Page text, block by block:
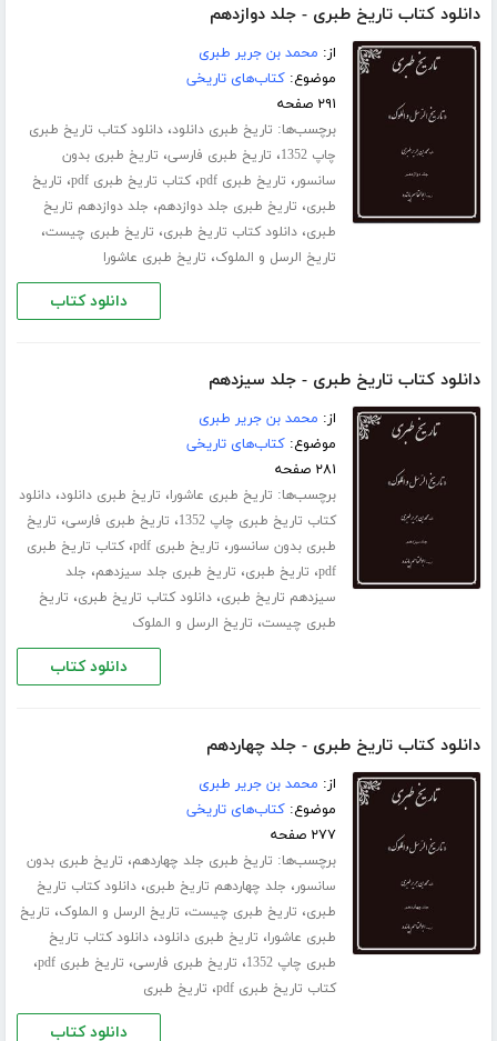
دانلود کتاب تاریخ طبری - جلد دوازدهم
از: محمد بن جریر طبری
موضوع:کتاب‌های تاریخی
۲۹۱ صفحه
برچسب‌ها: تاریخ طبری دانلود،دانلود کتاب تاریخ طبری
چاپ 1352
، تاریخ طبری فارسی، تاریخ طبری بدون
سانسور، تاریخ طبری pdf ،کتاب تاریخ طبری pdf ، تاریخ
طبری، تاریخ طبری جلد ‌دوازدهم، جلد دوازدهم تاریخ
طبری،دانلود کتاب تاریخ طبری، تاریخ طبری چیست،
تاریخ الرسل و الملوک، تاریخ طبری عاشورا
دانلود کتاب
دانلود کتاب تاریخ طبری - جلد سیزدهم
از: محمد بن جریر طبری
موضوع:کتاب‌های تاریخی
۲۸۱ صفحه
برچسب‌ها: تاریخ طبری عاشورا، تاریخ طبری دانلود،دانلود
کتاب تاریخ طبری چاپ 1352
، تاریخ طبری فارسی، تاریخ
طبری بدون سانسور، تاریخ طبری pdf ،کتاب تاریخ طبری
pdf، تاریخ طبری، تاریخ طبری جلد ‌سیزدهم، جلد
سیزدهم تاریخ طبری،دانلود کتاب تاریخ طبری، تاریخ
طبری چیست، تاریخ الرسل و الملوک
دانلود کتاب
دانلود کتاب تاریخ طبری - جلد چهاردهم
از: محمد بن جریر طبری
موضوع:کتاب‌های تاریخی
۲۷۷ صفحه
برچسب‌ها: تاریخ طبری جلد ‌چهاردهم، تاریخ طبری بدون
سانسور، جلد چهاردهم تاریخ طبری،دانلود کتاب تاریخ
طبری، تاریخ طبری چیست، تاریخ الرسل و الملوک، تاریخ
طبری عاشورا، تاریخ طبری دانلود،دانلود کتاب تاریخ
طبری چاپ 1352
، تاریخ طبری فارسی، تاریخ طبری pdf ،
کتاب تاریخ طبری pdf ، تاریخ طبری
دانلود کتاب